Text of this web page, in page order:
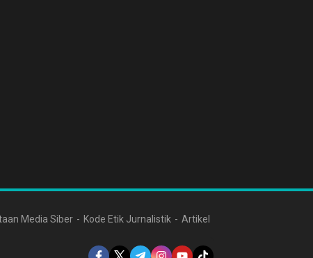
Media Siber Kode Etik Jurnalistik Artikel